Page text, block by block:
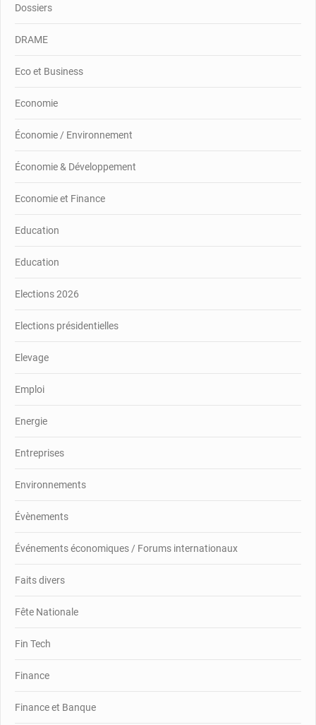
Dossiers
DRAME
Eco et Business
Economie
Économie / Environnement
Économie & Développement
Economie et Finance
Education
Education
Elections 2026
Elections présidentielles
Elevage
Emploi
Energie
Entreprises
Environnements
Évènements
Événements économiques / Forums internationaux
Faits divers
Fête Nationale
Fin Tech
Finance
Finance et Banque